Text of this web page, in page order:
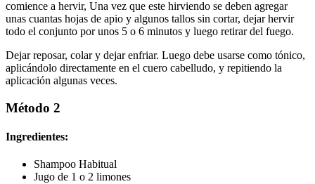
comience a hervir, Una vez que este hirviendo se deben agregar
unas cuantas hojas de apio y algunos tallos sin cortar, dejar hervir
todo el conjunto por unos 5 o 6 minutos y luego retirar del fuego.
Dejar reposar, colar y dejar enfriar. Luego debe usarse como tónico,
aplicándolo directamente en el cuero cabelludo, y repitiendo la
aplicación algunas veces.
Método 2
Ingredientes:
Shampoo Habitual
Jugo de 1 o 2 limones